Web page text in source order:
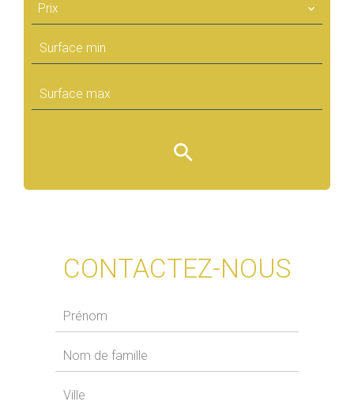
Prix
CONTACTEZ-NOUS